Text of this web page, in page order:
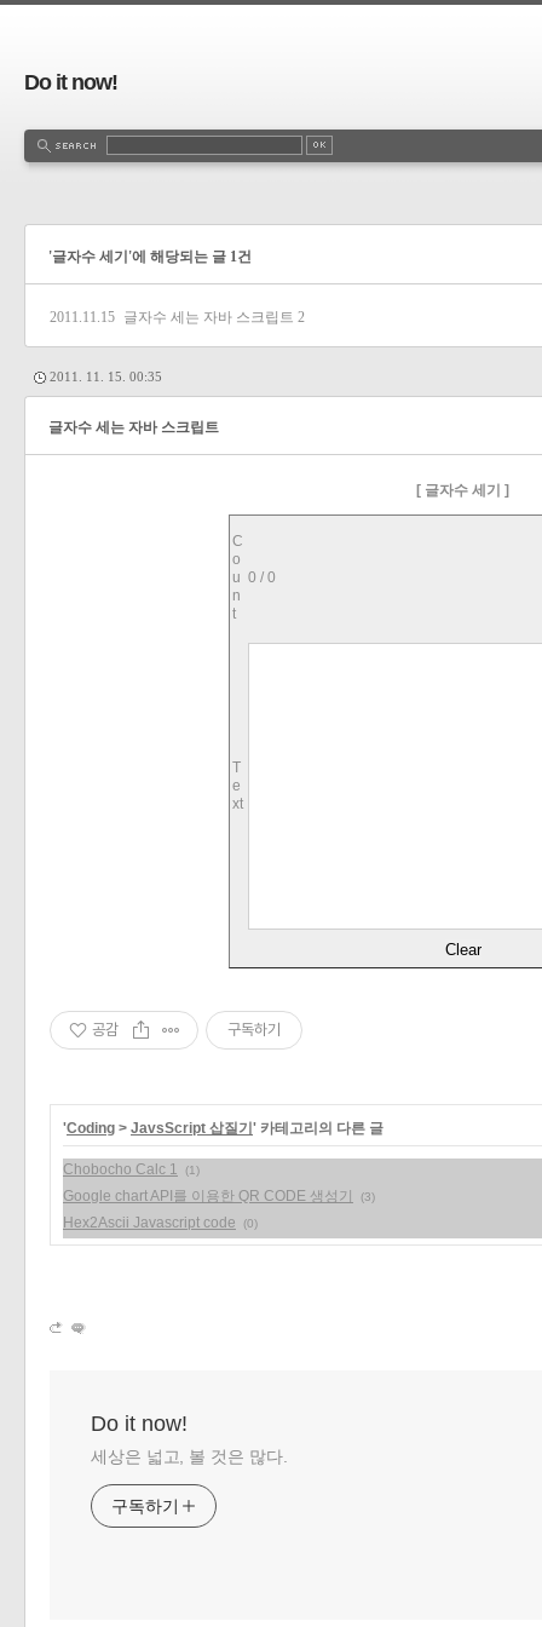
Do it now!
'글자수 세기'에 해당되는 글 1건
2011.11.15 글자수 세는 자바 스크립트 2
2011. 11. 15. 00:35
글자수 세는 자바 스크립트
[ 글자수 세기 ]
C
o
u
n
t
0 / 0
T
e
xt
공감 구독하기
'Coding > JavsScript 삽질기 ' 카테고리의 다른 글
Chobocho Calc 1 (1)
Google chart API를 이용한 QR CODE 생성기 (3)
Hex2Ascii Javascript code (0)
Do it now!
세상은 넓고, 볼 것은 많다.
구독하기